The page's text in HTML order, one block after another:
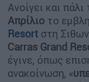
Ανοίγει και
Απρίλιο το
Resort στη
Carras Grand
έγινε, όπως
ανακοίνωση, «